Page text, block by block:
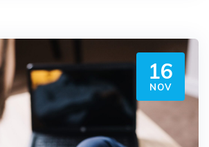
16
NOV